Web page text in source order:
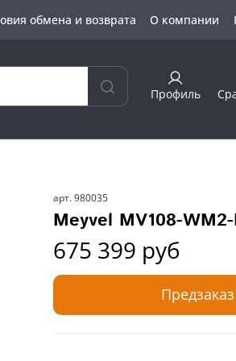
обмена и возврата О компании
Профиль
арт. 980035
Meyvel MV108-
675 399 руб
Предзаказ